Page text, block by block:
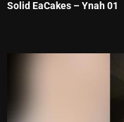
Solid EaCakes – Ynah 01